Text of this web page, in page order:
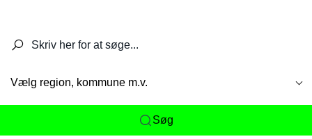
Vælg region, kommune m.v.
Søg